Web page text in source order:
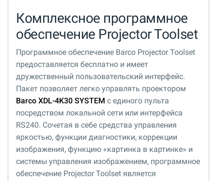
Комплексное программное
обеспечение Projector Toolset
Программное обеспечение Barco Projector Toolset
предоставляется бесплатно и имеет
дружественный пользовательский интерфейс.
Пакет позволяет легко управлять проектором
Barco XDL-4K30 SYSTEM с единого пульта
посредством локальной сети или интерфейса
RS240. Сочетая в себе средства управления
яркостью, функции диагностики, коррекции
изображения, функцию «картинка в картинке» и
системы управления изображением, программное
обеспечение Projector Toolset является